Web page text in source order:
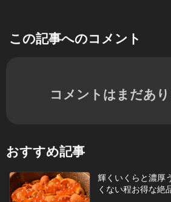
この記事へのコメント
コメントはまだあり
おすすめ記事
輝くいくらと濃厚
くない程お得な絶